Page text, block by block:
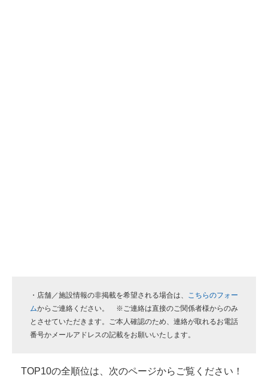
・店舗／施設情報の非掲載を希望される場合は、 こちらのフォー
ムからご連絡ください。 ※ご連絡は直接のご関係者様からのみ
とさせていただきます。ご本人確認のため、連絡が取れるお電話
番号かメールアドレスの記載をお願いいたします。
TOP10の全順位は、次のページからご覧ください！